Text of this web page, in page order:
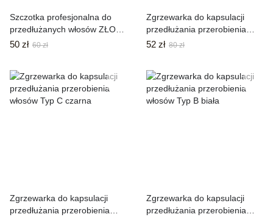
Szczotka profesjonalna do
przedłużanych włosów ZŁOTA
La Włosy
50 zł 60 zł
Zgrzewarka do kapsulacji
przedłużania przerobienia
włosów Typ A czarna
52 zł 80 zł
Zgrzewarka do kapsulacji
przedłużania przerobienia
Zgrzewarka do kapsulacji
przedłużania przerobienia